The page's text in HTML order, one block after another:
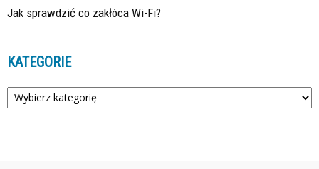
Jak sprawdzić co zakłóca Wi-Fi?
KATEGORIE
Kategorie